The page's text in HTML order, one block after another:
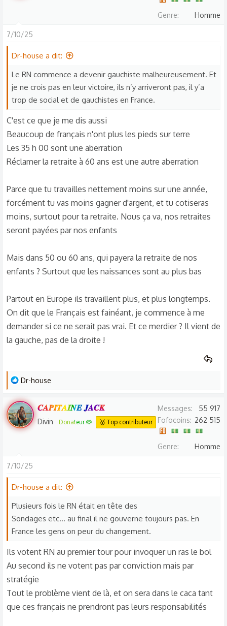
o
s
:
Genre Homme
7/10/25
Dr-house a dit:
Le RN commence a devenir gauchiste malheureusement. Et
je ne crois pas en leur victoire, ils n’y arriveront pas, il y’a
trop de social et de gauchistes en France.
C'est ce que je me dis aussi
Beaucoup de français n'ont plus les pieds sur terre
Les 35 h 00 sont une aberration
Réclamer la retraite à 60 ans est une autre aberration
Parce que tu travailles nettement moins sur une année,
forcément tu vas moins gagner d'argent, et tu cotiseras
moins, surtout pour ta retraite. Nous ça va, nos retraites
seront payées par nos enfants
Mais dans 50 ou 60 ans, qui payera la retraite de nos
enfants ? Surtout que les naissances sont au plus bas
Partout en Europe ils travaillent plus, et plus longtemps.
On dit que le Français est fainéant, je commence à me
demander si ce ne serait pas vrai. Et ce merdier ? Il vient de
la gauche, pas de la droite !
L
s
r
é
o
s
:
Dr-house
𝑪𝑨𝑷𝑰𝑻𝑨𝑰𝑵𝑬 𝑱𝑨𝑪𝑲
Divin Donateur 🤲 🥇 Top contributeur
Messages
55 917
Fofocoins
262 515
Genre Homme
7/10/25
Dr-house a dit:
Plusieurs fois le RN était en tête des
Sondages etc… au final il ne gouverne toujours pas. En
France les gens on peur du changement.
Ils votent RN au premier tour pour invoquer un ras le bol
Au second ils ne votent pas par conviction mais par
stratégie
Tout le problème vient de là, et on sera dans le caca tant
que ces français ne prendront pas leurs responsabilités